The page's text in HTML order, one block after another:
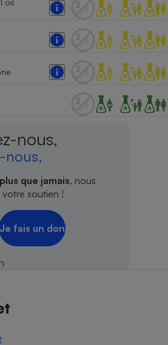
oil
nous,
nous,
que jamais, nous
soutien !
fais un don